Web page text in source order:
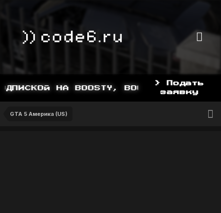
НА BOOSTY, BOOSTY.TO/YDDY
> Подать
заявку
GTA 5 Америка (US)